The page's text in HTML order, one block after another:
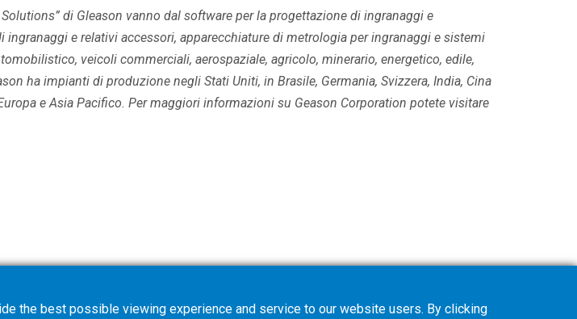
di Gleason vanno dal software per la progettazione di ingranaggi e
e relativi accessori, apparecchiature di metrologia per ingranaggi e sistemi
veicoli commerciali, aerospaziale, agricolo, minerario, energetico, edile,
ha impianti di produzione negli Stati Uniti, in Brasile, Germania, Svizzera, India, Cina
e Asia Pacifico. Per maggiori informazioni su Geason Corporation potete visitare
the best possible viewing experience and service to our website users. By clicking